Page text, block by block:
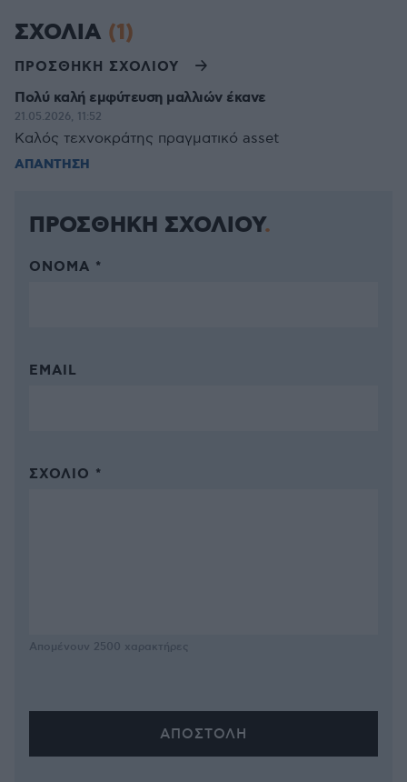
ΣΧΟΛΙΑ (1)
ΠΡΟΣΘΗΚΗ ΣΧΟΛΙΟΥ
Πολύ καλή εμφύτευση μαλλιών έκανε
21.05.2026, 11:52
Καλός τεχνοκράτης πραγματικό asset
ΑΠΑΝΤΗΣΗ
ΠΡΟΣΘΗΚΗ ΣΧΟΛΙΟΥ
ΌΝΟΜΑ *
EMAIL
ΣΧΌΛΙΟ *
Απομένουν 2500 χαρακτήρες